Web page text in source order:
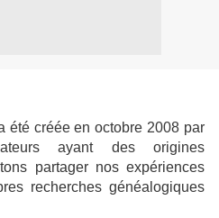
été créée en octobre 2008 par
ayant des origines
partager nos expériences
recherches généalogiques